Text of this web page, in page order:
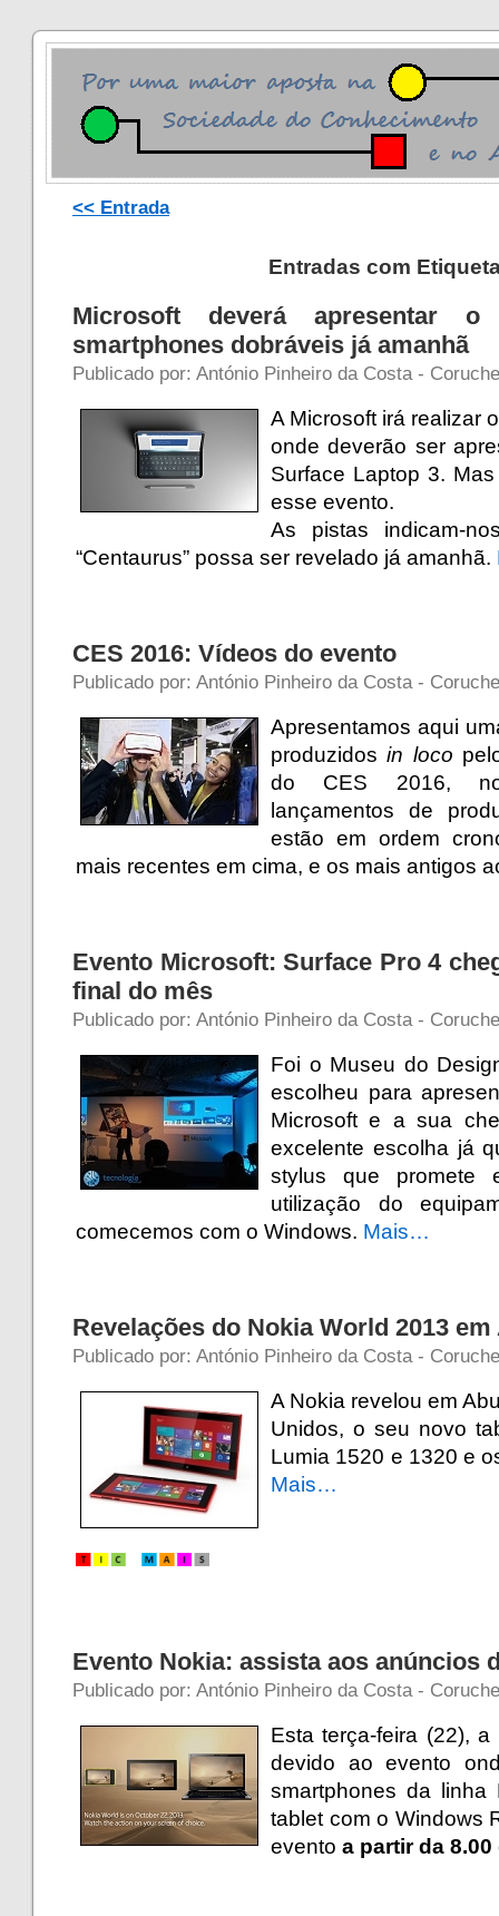
<< Entrada
Entradas com Etiqueta
Microsoft deverá apresentar
smartphones dobráveis já amanhã
Publicado por: António Pinheiro da Costa -
A Microsoft irá realizar
onde deverão ser
Surface Laptop 3.
esse evento.
As pistas indicam-
“Centaurus” possa ser revelado já amanhã.
CES 2016: Vídeos do evento
Publicado por: António Pinheiro da Costa -
Apresentamos aqui
produzidosin loco
do CES 2016,
lançamentos de
estão em ordem
mais recentes em cima, e os mais antigos
Evento Microsoft: Surface Pro 4
final do mês
Publicado por: António Pinheiro da Costa -
Foi o Museu do
escolheu para
Microsoft e a sua
excelente escolha já
stylus que
utilização do
comecemos com o Windows. Mais…
Revelações do Nokia World 2013
Publicado por: António Pinheiro da Costa -
A Nokia revelou em
Unidos, o seu novo
Lumia 1520 e 1320 e
Mais…
Evento Nokia: assista aos anúncios
Publicado por: António Pinheiro da Costa -
Esta terça-feira (22),
devido ao evento
smartphones da
tablet com o Windows
evento a partir da